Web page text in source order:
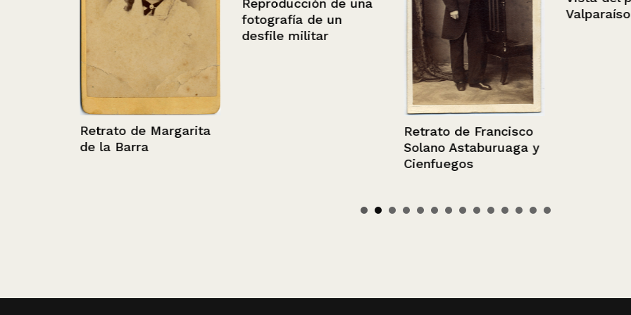
Retrato de Margarita
de la Barra
fotografía de un
desfile militar
Retrato de Francisco
Solano Astaburuaga y
Cienfuegos
Valparaíso